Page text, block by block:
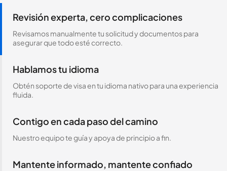
Revisión experta, cero complicaciones
Revisamos manualmente tu solicitud y documentos para
asegurar que todo esté correcto.
Hablamos tu idioma
Obtén soporte de visa en tu idioma nativo para una experiencia
fluida.
Contigo en cada paso del camino
Nuestro equipo te guía y apoya de principio a fin.
Mantente informado, mantente confiado